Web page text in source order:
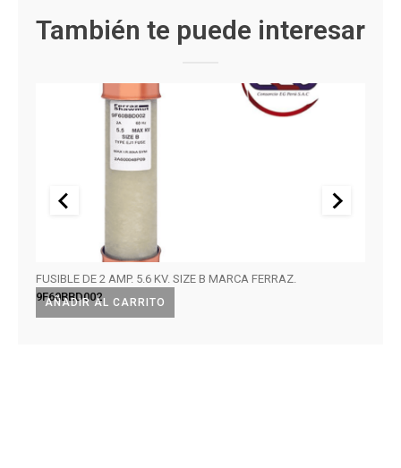
También te puede interesar
AÑADIR AL CARRITO
FUSIBLE DE 2 AMP. 5.6 KV. SIZE B MARCA FERRAZ.
9F60BBD002